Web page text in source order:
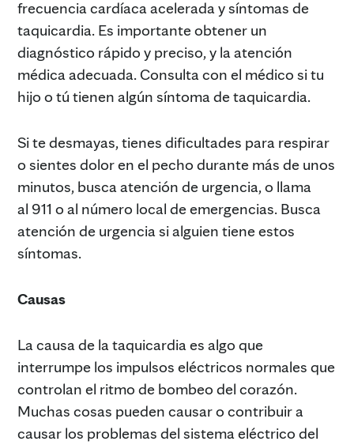
frecuencia cardíaca acelerada y síntomas de
taquicardia. Es importante obtener un
diagnóstico rápido y preciso, y la atención
médica adecuada. Consulta con el médico si tu
hijo o tú tienen algún síntoma de taquicardia.
Si te desmayas, tienes dificultades para respirar
o sientes dolor en el pecho durante más de unos
minutos, busca atención de urgencia, o llama
al 911 o al número local de emergencias. Busca
atención de urgencia si alguien tiene estos
síntomas.
Causas
La causa de la taquicardia es algo que
interrumpe los impulsos eléctricos normales que
controlan el ritmo de bombeo del corazón.
Muchas cosas pueden causar o contribuir a
causar los problemas del sistema eléctrico del